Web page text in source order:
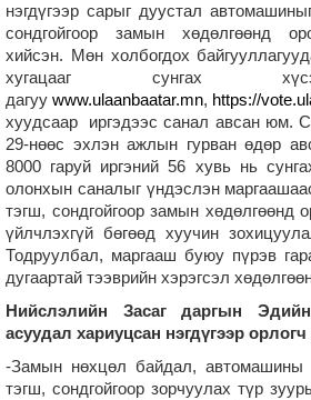
нэгдүгээр сарыг дуустал
сондгойгоор замын хөдөлгөөнд
хийсэн. Мөн холбогдох
хугацааг сунгах
дагуу www.ulaanbaatar.mn, https://
хуудсаар иргэдээс санал авсан юм.
29-нөөс эхлэн ажлын гурван өдөр
8000 гаруй иргэний 56 хувь нь
олонхын саналыг үндэслэн
тэгш, сондгойгоор замын хөдөлгөөнд
үйлчлэхгүй бөгөөд хуучин
Тодруулбал, маргааш буюу пүрэв
дугаартай тээврийн хэрэгсэл
Нийслэлийн Засаг даргын
асуудал хариуцсан нэгдүгээр
-Замын нөхцөл байдал, автомашины
тэгш, сондгойгоор зорчуулах түр